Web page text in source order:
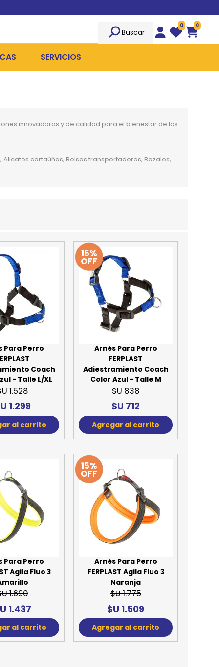
Buscar
DOGS
CANIN
todas
SERVICIOS
Wishlist
0
Carrito
0
innovadoras y de calidad para el bienestar de las
Alicates cortaúñas, Bolsos transportadores, Bozales,
Para Perro
Coach
- Talle L/XL
1.528
1.299
al carrito
15%
OFF
Arnés Para Perro
FERPLAST
Adiestramiento Coach
Color Azul - Talle M
$U 838
$U 712
Agregar al carrito
Para Perro
Agila Fluo 3
1.690
1.437
al carrito
15%
OFF
Arnés Para Perro
FERPLAST Agila Fluo 3
Naranja
$U 1.775
$U 1.509
Agregar al carrito